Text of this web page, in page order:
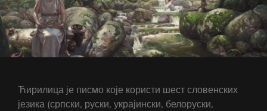
Ћирилица је писмо које користи шест словенских
језика (српски, руски, украјински, белоруски,